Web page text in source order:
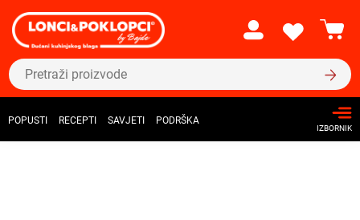
POPUSTI RECEPTI SAVJETI PODRŠKA
IZBORNIK